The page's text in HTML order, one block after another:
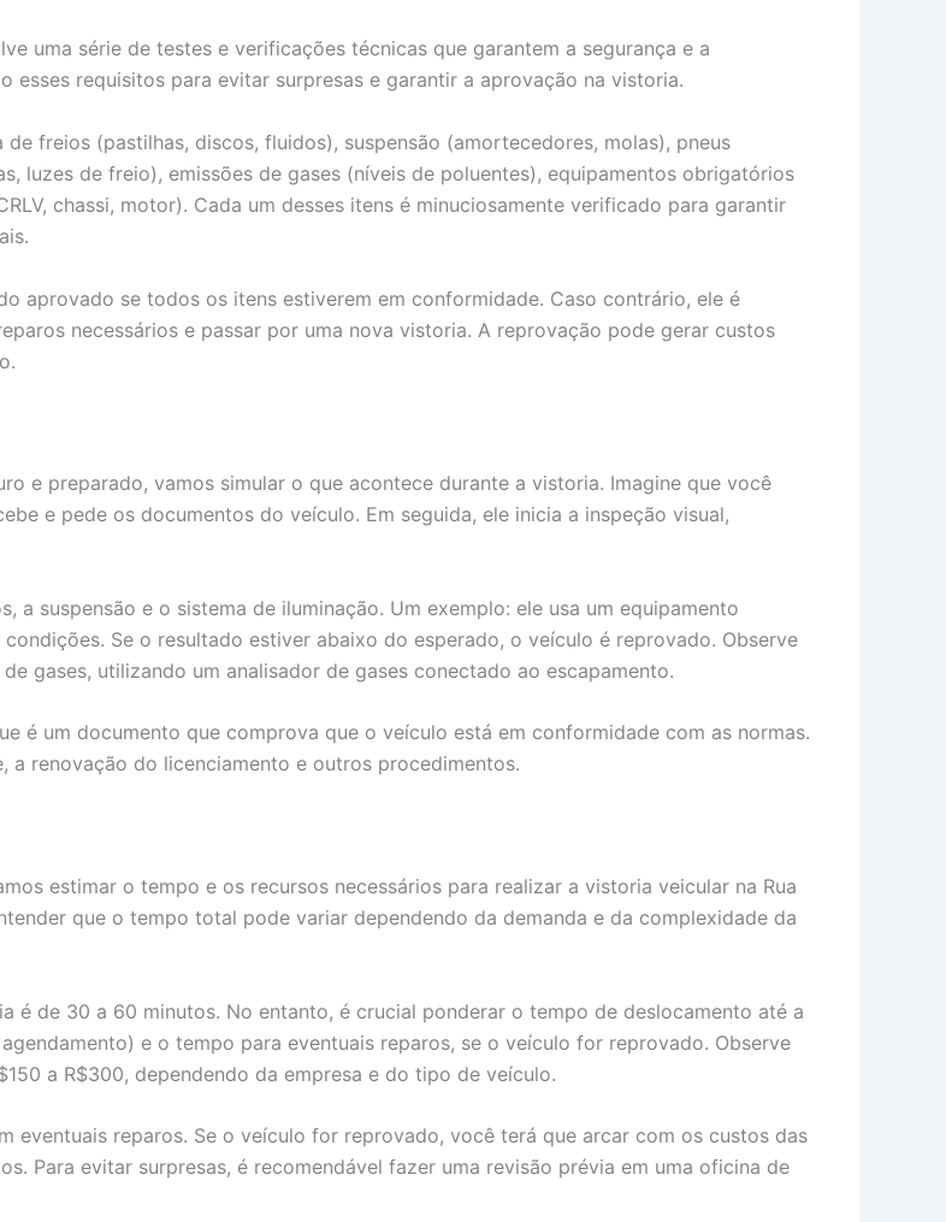
uma série de testes e verificações técnicas que garantem a segurança e a
esses requisitos para evitar surpresas e garantir a aprovação na vistoria.
freios (pastilhas, discos, fluidos), suspensão (amortecedores, molas), pneus
luzes de freio), emissões de gases (níveis de poluentes), equipamentos obrigatórios
chassi, motor). Cada um desses itens é minuciosamente verificado para garantir
aprovado se todos os itens estiverem em conformidade. Caso contrário, ele é
necessários e passar por uma nova vistoria. A reprovação pode gerar custos
e preparado, vamos simular o que acontece durante a vistoria. Imagine que você
e pede os documentos do veículo. Em seguida, ele inicia a inspeção visual,
a suspensão e o sistema de iluminação. Um exemplo: ele usa um equipamento
Se o resultado estiver abaixo do esperado, o veículo é reprovado. Observe
gases, utilizando um analisador de gases conectado ao escapamento.
é um documento que comprova que o veículo está em conformidade com as normas.
a renovação do licenciamento e outros procedimentos.
estimar o tempo e os recursos necessários para realizar a vistoria veicular na Rua
que o tempo total pode variar dependendo da demanda e da complexidade da
é de 30 a 60 minutos. No entanto, é crucial ponderar o tempo de deslocamento até a
e o tempo para eventuais reparos, se o veículo for reprovado. Observe
a R$300, dependendo da empresa e do tipo de veículo.
eventuais reparos. Se o veículo for reprovado, você terá que arcar com os custos das
Para evitar surpresas, é recomendável fazer uma revisão prévia em uma oficina de